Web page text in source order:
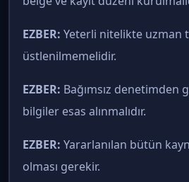
EZBER: Yeterli nitelikte uzman
üstlenilmemelidir.
EZBER: Bağımsız denetimden
bilgiler esas alınmalıdır.
EZBER: Yararlanılan bütün
olması gerekir.